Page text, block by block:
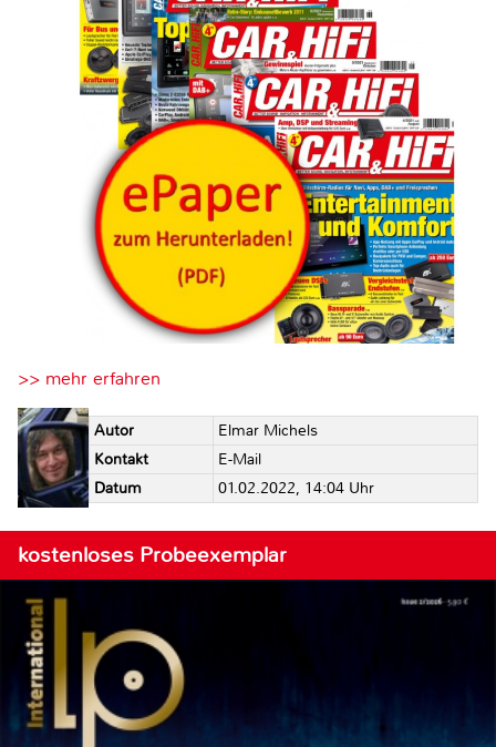
>> mehr erfahren
Autor
Elmar Michels
Kontakt
E-Mail
Datum
01.02.2022, 14:04 Uhr
kostenloses Probeexemplar